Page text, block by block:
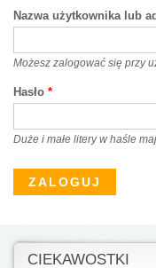
Nazwa użytkownika lub
Możesz zalogować się przy
Hasło *
Duże i małe litery w haśle
CIEKAWOSTKI